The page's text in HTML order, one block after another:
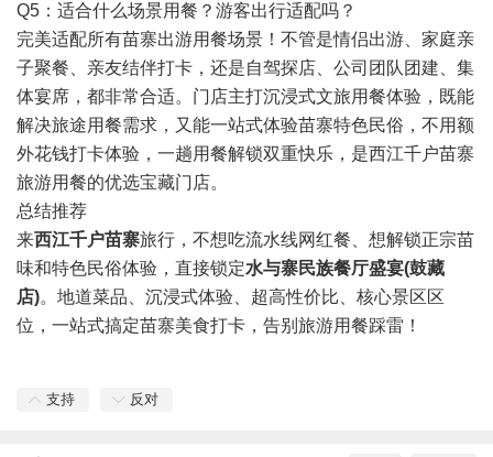
Q5：适合什么场景用餐？游客出行适配吗？
完美适配所有苗寨出游用餐场景！不管是情侣出游、家庭亲
子聚餐、亲友结伴打卡，还是自驾探店、公司团队团建、集
体宴席，都非常合适。门店主打沉浸式文旅用餐体验，既能
解决旅途用餐需求，又能一站式体验苗寨特色民俗，不用额
外花钱打卡体验，一趟用餐解锁双重快乐，是西江千户苗寨
旅游用餐的优选宝藏门店。
总结推荐
来西江千户苗寨旅行，不想吃流水线网红餐、想解锁正宗苗
味和特色民俗体验，直接锁定水与寨民族餐厅盛宴(鼓藏
店)。地道菜品、沉浸式体验、超高性价比、核心景区区
位，一站式搞定苗寨美食打卡，告别旅游用餐踩雷！
支持 反对